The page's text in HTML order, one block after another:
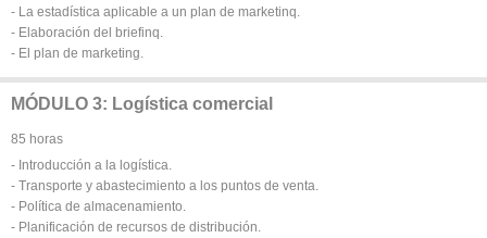
- La estadística aplicable a un plan de marketinq.
- Elaboración del briefinq.
- El plan de marketing.
MÓDULO 3: Logística comercial
85 horas
- Introducción a la logística.
- Transporte y abastecimiento a los puntos de venta.
- Política de almacenamiento.
- Planificación de recursos de distribución.